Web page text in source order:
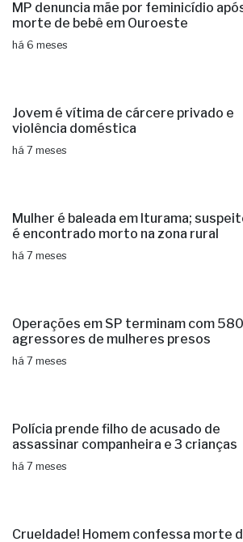
MP denuncia mãe por feminicídio
morte de bebê em Ouroeste
há 6 meses
Jovem é vítima de cárcere privado e
violência doméstica
há 7 meses
Mulher é baleada em Iturama;
é encontrado morto na zona rural
há 7 meses
Operações em SP terminam com 580
agressores de mulheres presos
há 7 meses
Polícia prende filho de acusado de
assassinar companheira e 3 crianças
há 7 meses
Crueldade! Homem confessa morte